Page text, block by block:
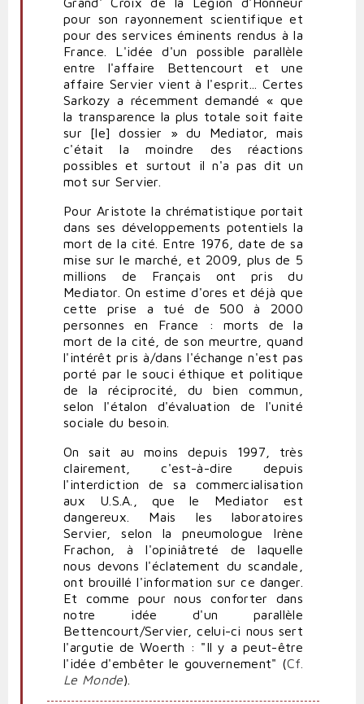
pour son rayonnement scientifique et
pour des services éminents rendus à la
France. L'idée d'un possible parallèle
entre l'affaire Bettencourt et une
affaire Servier vient à l'esprit... Certes
Sarkozy a récemment demandé « que
la transparence la plus totale soit faite
sur [le] dossier » du Mediator, mais
c'était la moindre des réactions
possibles et surtout il n'a pas dit un
mot sur Servier.
Pour Aristote la chrématistique portait
dans ses développements potentiels la
mort de la cité. Entre 1976, date de sa
mise sur le marché, et 2009, plus de 5
millions de Français ont pris du
Mediator. On estime d'ores et déjà que
cette prise a tué de 500 à 2000
personnes en France : morts de la
mort de la cité, de son meurtre, quand
l'intérêt pris à/dans l'échange n'est pas
porté par le souci éthique et politique
de la réciprocité, du bien commun,
selon l'étalon d'évaluation de l'unité
sociale du besoin.
On sait au moins depuis 1997, très
clairement, c'est-à-dire depuis
l'interdiction de sa commercialisation
aux U.S.A., que le Mediator est
dangereux. Mais les laboratoires
Servier, selon la pneumologue Irène
Frachon, à l'opiniâtreté de laquelle
nous devons l'éclatement du scandale,
ont brouillé l'information sur ce danger.
Et comme pour nous conforter dans
notre idée d'un parallèle
Bettencourt/Servier, celui-ci nous sert
l'argutie de Woerth : "Il y a peut-être
l'idée d'embêter le gouvernement" (Cf.
Le Monde).